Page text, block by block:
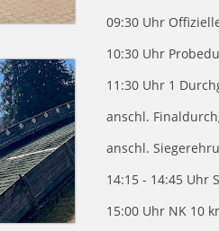
09:30 Uhr
10:30 Uhr
11:30 Uhr 1
anschl.
anschl.
14:15 - 14:45 Uhr
15:00 Uhr NK 10